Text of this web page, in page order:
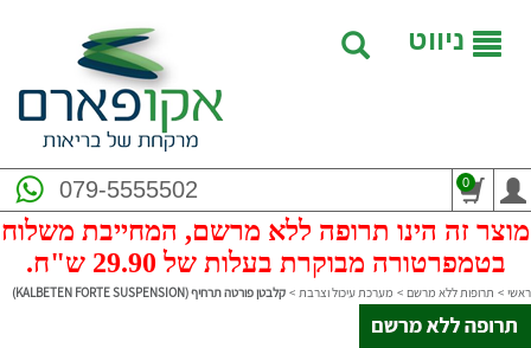
ניווט
079-5555502 0
מוצר זה הינו תרופה ללא מרשם, המחייבת משלוח
בטמפרטורה מבוקרת בעלות של 29.90 ש"ח.
ראשי > תרופות ללא מרשם > מערכת עיכול וצרבת > קלבטן פורטה תרחיף (KALBETEN FORTE SUSPENSION)